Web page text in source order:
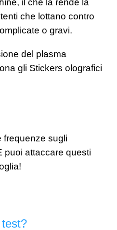
il che la rende la
che lottano contro
o gravi.
del plasma
gli Stickers olografici
frequenze sugli
puoi attaccare questi